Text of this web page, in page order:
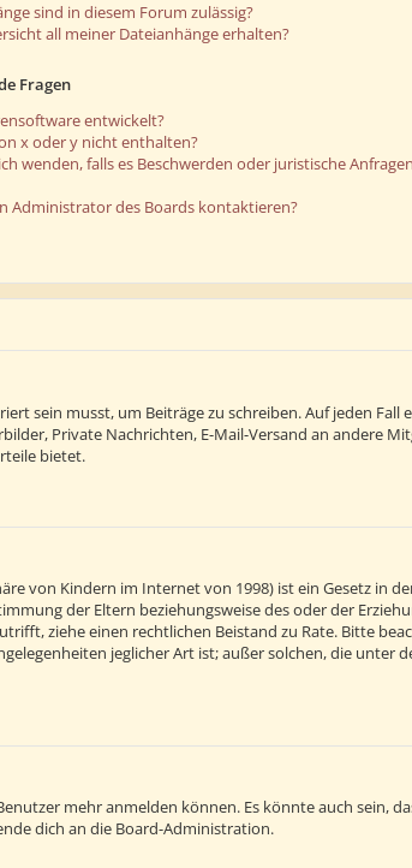
sind in diesem Forum zulässig?
all meiner Dateianhänge erhalten?
Fragen
entwickelt?
x oder y nicht enthalten?
wenden, falls es Beschwerden oder juristische
Administrator des Boards kontaktieren?
sein musst, um Beiträge zu schreiben. Auf jeden Fall
Private Nachrichten, E-Mail-Versand an andere
bietet.
von Kindern im Internet von 1998) ist ein Gesetz in
der Eltern beziehungsweise des oder der
ziehe einen rechtlichen Beistand zu Rate. Bitte
jeglicher Art ist; außer solchen, die unter
mehr anmelden können. Es könnte auch sein,
dich an die Board-Administration.